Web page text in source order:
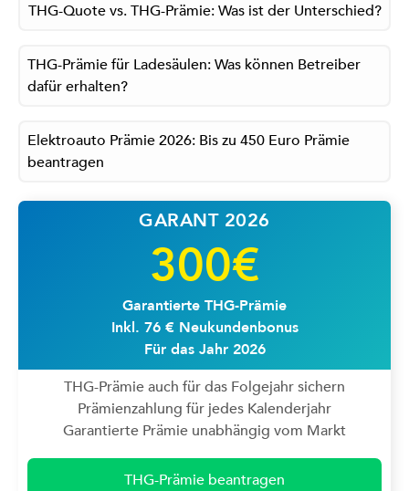
THG-Quote vs. THG-Prämie: Was ist der Unterschied?
THG-Prämie für Ladesäulen: Was können Betreiber
dafür erhalten?
Elektroauto Prämie 2026: Bis zu 450 Euro Prämie
beantragen
GARANT 2026
300€
Garantierte THG-Prämie
Inkl. 76 € Neukundenbonus
Für das Jahr 2026
THG-Prämie auch für das Folgejahr sichern
Prämienzahlung für jedes Kalenderjahr
Garantierte Prämie unabhängig vom Markt
THG-Prämie beantragen